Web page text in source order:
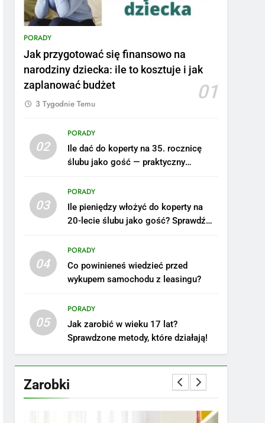
PORADY
Jak przygotować się finansowo na
narodziny dziecka: ile to kosztuje i jak
zaplanować budżet
01
3 Tygodnie Temu
02
PORADY
Ile dać do koperty na 35. rocznicę
ślubu jako gość — praktyczny
03
PORADY
Ile pieniędzy włożyć do koperty na
20-lecie ślubu jako gość? Sprawdź
04
PORADY
Co powinieneś wiedzieć przed
wykupem samochodu z leasingu?
05
PORADY
Jak zarobić w wieku 17 lat?
Sprawdzone metody, które działają!
Zarobki
na tym stanowisku
ZAROBKI
szkole: pomysły i